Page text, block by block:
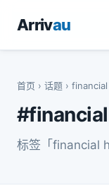
Arrivau
首页 › 话题 ›
标签「financial